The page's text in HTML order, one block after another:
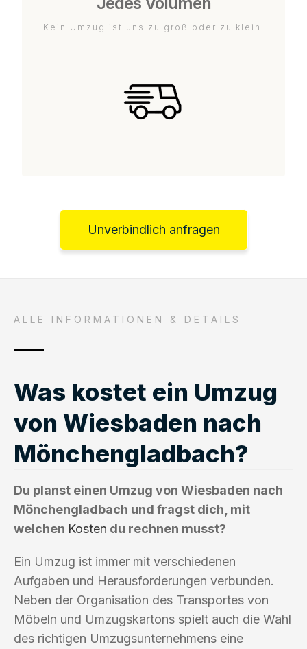
Kein Umzug ist uns zu groß oder zu klein.
Unverbindlich anfragen
ALLE INFORMATIONEN & DETAILS
Was kostet ein Umzug
von Wiesbaden nach
Mönchengladbach?
Du planst einen Umzug von Wiesbaden nach
Mönchengladbach und fragst dich, mit
welchen Kosten du rechnen musst?
Ein Umzug ist immer mit verschiedenen
Aufgaben und Herausforderungen verbunden.
Neben der Organisation des Transportes von
Möbeln und Umzugskartons spielt auch die Wahl
des richtigen Umzugsunternehmens eine